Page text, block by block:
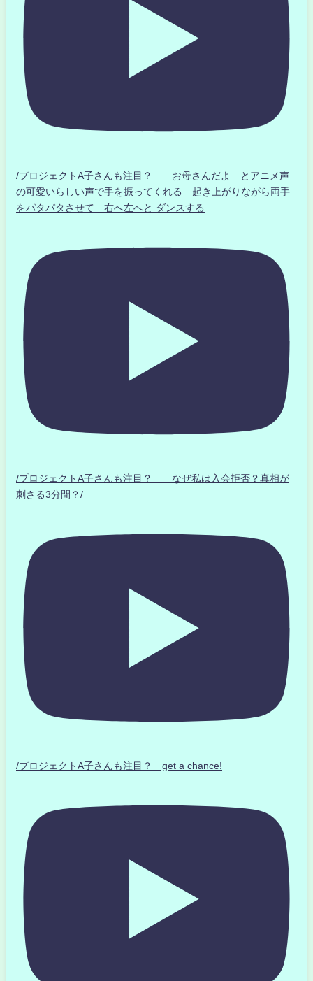
/プロジェクトA子さんも注目？ お母さんだよ とアニメ声
の可愛いらしい声で手を振ってくれる 起き上がりながら両手
をパタパタさせて 右へ左へと ダンスする
/プロジェクトA子さんも注目？ なぜ私は入会拒否？真相が
刺さる3分間？/
/プロジェクトA子さんも注目？ get a chance!